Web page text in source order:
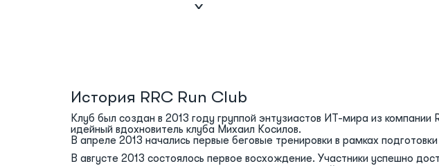
История RRC Run Club
Клуб был создан в 2013 году группой энтузиастов ИТ-мира из
идейный вдохновитель клуба Михаил Косилов.
В апреле 2013 начались первые беговые тренировки в рамках
В августе 2013 состоялось первое восхождение. Участники успешно